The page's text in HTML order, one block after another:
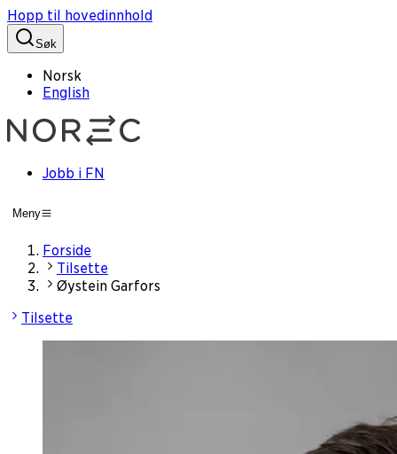
Hopp til hovedinnhold
Søk
Norsk
English
Jobb i FN
Meny
Forside
Tilsette
Øystein Garfors
Tilsette